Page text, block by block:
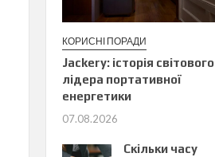
КОРИСНІ ПОРАДИ
Jackery: історія світового
лідера портативної
енергетики
07.08.2026
Скільки часу